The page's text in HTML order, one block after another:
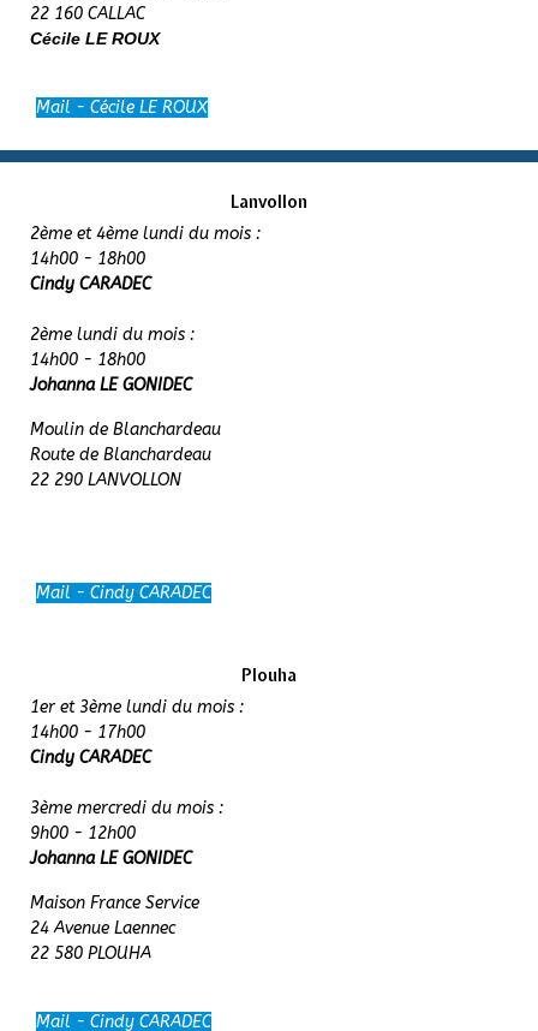
22 160 CALLAC
Cécile LE ROUX
Mail - Cécile LE ROUX
Lanvollon
2ème et 4ème lundi du mois :
14h00 - 18h00
Cindy CARADEC
2ème lundi du mois :
14h00 - 18h00
Johanna LE GONIDEC
Moulin de Blanchardeau
Route de Blanchardeau
22 290 LANVOLLON
Mail - Cindy CARADEC
Plouha
1er et 3ème lundi du mois :
14h00 - 17h00
Cindy CARADEC
3ème mercredi du mois :
9h00 - 12h00
Johanna LE GONIDEC
Maison France Service
24 Avenue Laennec
22 580 PLOUHA
Mail - Cindy CARADEC